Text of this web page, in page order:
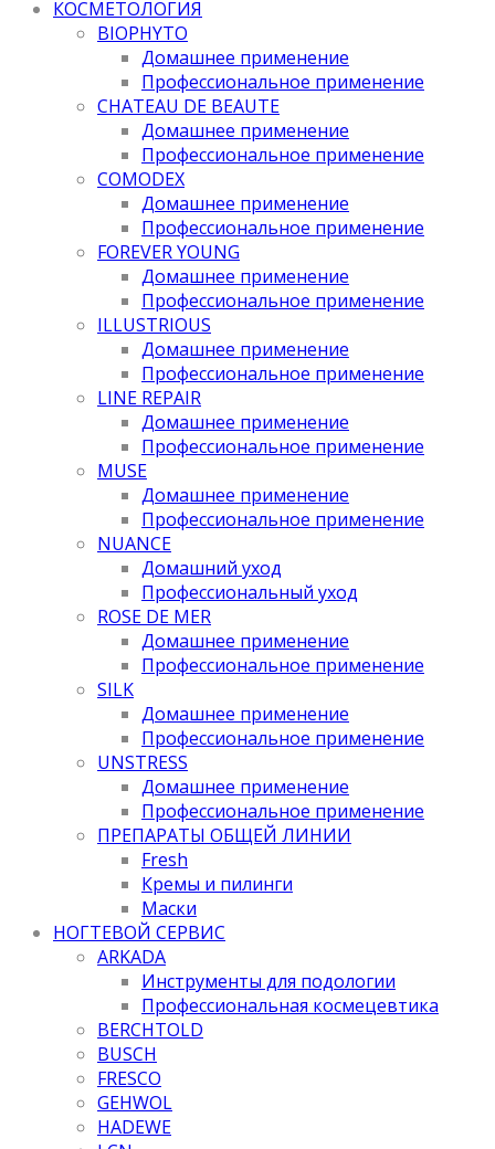
КОСМЕТОЛОГИЯ
BIOPHYTO
Домашнее применение
Профессиональное применение
CHATEAU DE BEAUTE
Домашнее применение
Профессиональное применение
COMODEX
Домашнее применение
Профессиональное применение
FOREVER YOUNG
Домашнее применение
Профессиональное применение
ILLUSTRIOUS
Домашнее применение
Профессиональное применение
LINE REPAIR
Домашнее применение
Профессиональное применение
MUSE
Домашнее применение
Профессиональное применение
NUANCE
Домашний уход
Профессиональный уход
ROSE DE MER
Домашнее применение
Профессиональное применение
SILK
Домашнее применение
Профессиональное применение
UNSTRESS
Домашнее применение
Профессиональное применение
ПРЕПАРАТЫ ОБЩЕЙ ЛИНИИ
Fresh
Кремы и пилинги
Маски
НОГТЕВОЙ СЕРВИС
ARKADA
Инструменты для подологии
Профессиональная космецевтика
BERCHTOLD
BUSCH
FRESCO
GEHWOL
HADEWE